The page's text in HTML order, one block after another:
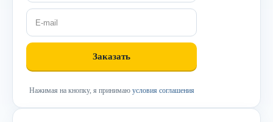
Нажимая на кнопку, я принимаю условия соглашения